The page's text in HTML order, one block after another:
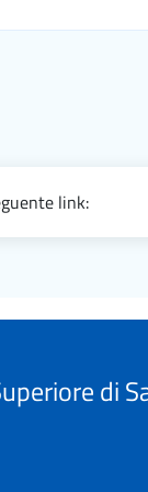
link:
di